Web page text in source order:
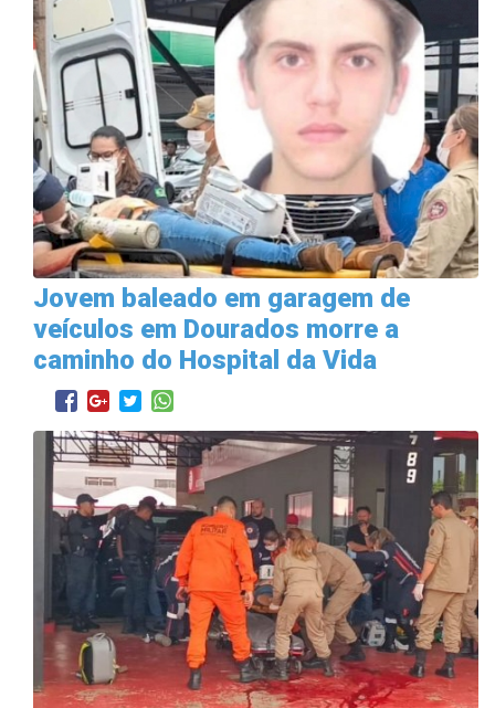
Jovem baleado em garagem de
veículos em Dourados morre a
caminho do Hospital da Vida